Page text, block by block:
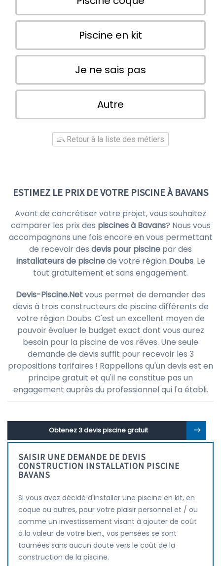
Piscine en kit
Je ne sais pas
Autre
Retour à la liste des métiers
ESTIMEZ LE PRIX DE VOTRE PISCINE À BAVANS
Avant de concrétiser votre projet, vous souhaitez
comparer les prix des piscines à Bavans? Nous vous
accompagnons une fois encore en vous permettant
de recevoir des devis pour piscine par des
installateurs de piscinede votre région Doubs. Le
tout gratuitement et sans engagement.
Devis-Piscine.Netvous permet de demander des
devis à trois constructeurs de piscine différents de
votre région Doubs. C'est un excellent moyen de
pouvoir évaluer le budget exact dont vous aurez
besoin pour la piscine de vos rêves. Une seule
demande de devis suffit pour recevoir les 3
propositions tarifaires ! Rappellons qu'un devis est en
principe gratuit et qu'il ne constitue pas un
engagement auprès du professionnel qui l'a établi.
Obtenez 3 devis piscine gratuit
SAISIR UNE DEMANDE DE DEVIS
CONSTRUCTION INSTALLATION PISCINE
BAVANS
Si vous avez décidé d'installer une piscine en kit, en
coque ou autres, pour votre plaisir personnel et / ou
comme un investissement visant à ajouter de coût
à la valeur de votre bien., vos pensées se sont
tournées sans aucun doute vers le coût de la
construction de la piscine.